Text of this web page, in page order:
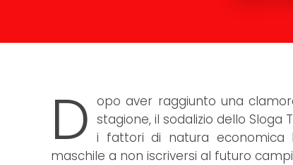
D opo aver raggiunto una
stagione, il sodalizio dello
i fattori di natura economica
maschile a non iscriversi al futuro